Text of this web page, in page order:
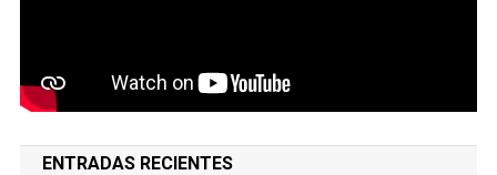
ENTRADAS RECIENTES